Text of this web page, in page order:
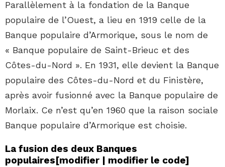
Parallèlement à la fondation de la Banque
populaire de l’Ouest, a lieu en 1919 celle de la
Banque populaire d’Armorique, sous le nom de
« Banque populaire de Saint-Brieuc et des
Côtes-du-Nord ». En 1931, elle devient la Banque
populaire des Côtes-du-Nord et du Finistère,
après avoir fusionné avec la Banque populaire de
Morlaix. Ce n’est qu’en 1960 que la raison sociale
Banque populaire d’Armorique est choisie.
La fusion des deux Banques
populaires[modifier | modifier le code]